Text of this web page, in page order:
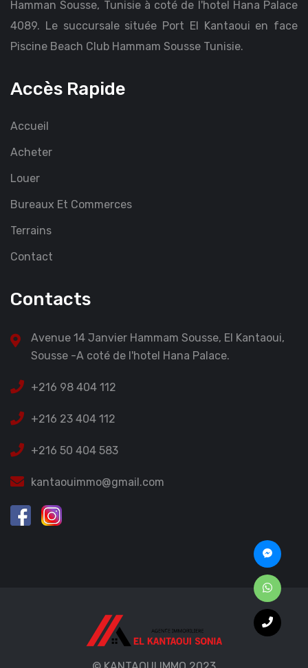
Hamman Sousse, Tunisie à coté de l'hotel Hana Palace
4089. Le succursale située Port El Kantaoui en face
Piscine Beach Club Hammam Sousse Tunisie.
Accès Rapide
Accueil
Acheter
Louer
Bureaux Et Commerces
Terrains
Contact
Contacts
Avenue 14 Janvier Hammam Sousse, El Kantaoui,
Sousse -A coté de l'hotel Hana Palace.
+216 98 404 112
+216 23 404 112
+216 50 404 583
kantaouimmo@gmail.com